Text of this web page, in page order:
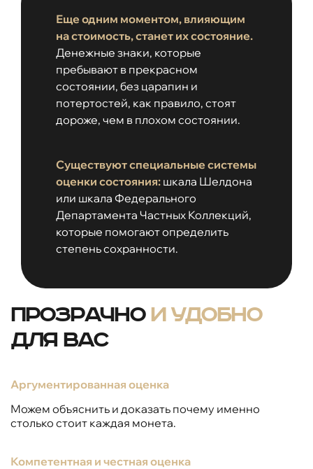
Еще одним моментом, влияющим
на стоимость, станет их состояние.
Денежные знаки, которые
пребывают в прекрасном
состоянии, без царапин и
потертостей, как правило, стоят
дороже, чем в плохом состоянии.
Существуют специальные системы
оценки состояния: шкала Шелдона
или шкала Федерального
Департамента Частных Коллекций,
которые помогают определить
степень сохранности.
Прозрачно и удобно
для вас
Аргументированная оценка
Можем объяснить и доказать почему именно
столько стоит каждая монета.
Компетентная и честная оценка